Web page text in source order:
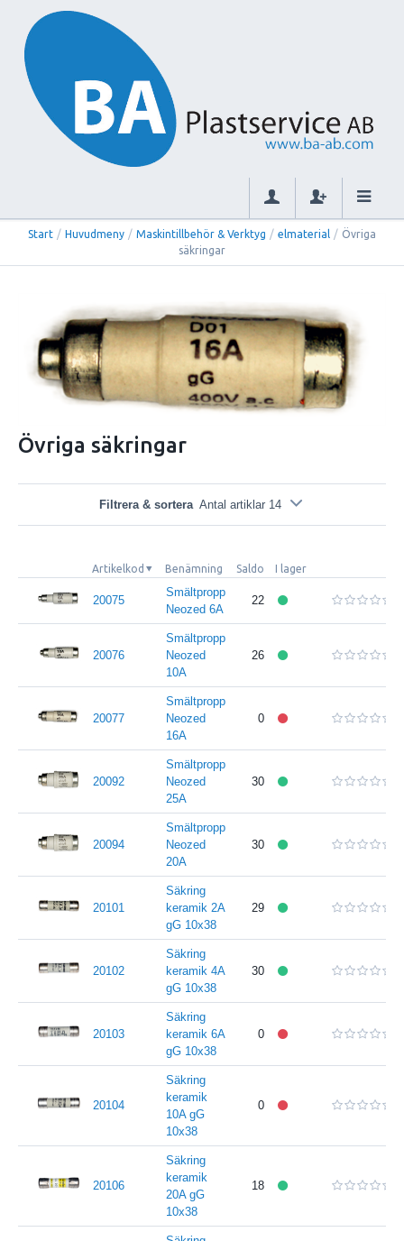
Start / Huvudmeny / Maskintillbehör & Verktyg / elmaterial / Övriga
säkringar
Övriga säkringar
Filtrera & sortera Antal artiklar 14
Artikelkod Benämning Saldo I lager
20075
Smältpropp
Neozed 6A
22
20076
Smältpropp
Neozed
10A
26
20077
Smältpropp
Neozed
16A
0
20092
Smältpropp
Neozed
25A
30
20094
Smältpropp
Neozed
20A
30
20101
Säkring
keramik 2A
gG 10x38
29
20102
Säkring
keramik 4A
gG 10x38
30
20103
Säkring
keramik 6A
gG 10x38
0
20104
Säkring
keramik
10A gG
10x38
0
20106
Säkring
keramik
20A gG
10x38
18